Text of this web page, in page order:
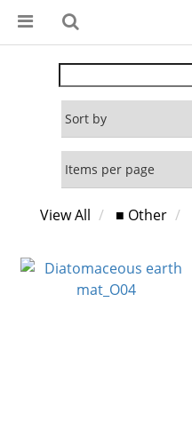
View All ■ Other